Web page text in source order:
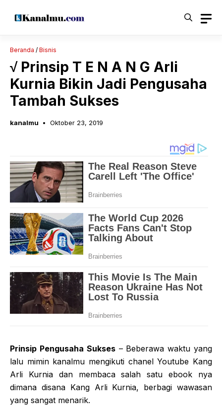
Beranda / Bisnis
√ Prinsip T E N A N G Arli
Kurnia Bikin Jadi Pengusaha
Tambah Sukses
kanalmu Oktober 23, 2019
Prinsip Pengusaha Sukses– Beberawa waktu yang
lalu mimin kanalmu mengikuti chanel Youtube Kang
Arli Kurnia dan membaca salah satu ebook nya
dimana disana Kang Arli Kurnia, berbagi wawasan
yang sangat menarik.